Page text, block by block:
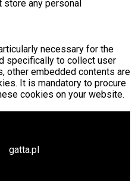
any personal
necessary for the
specifically to collect user
other embedded contents are
It is mandatory to procure
cookies on your website.
gatta.pl